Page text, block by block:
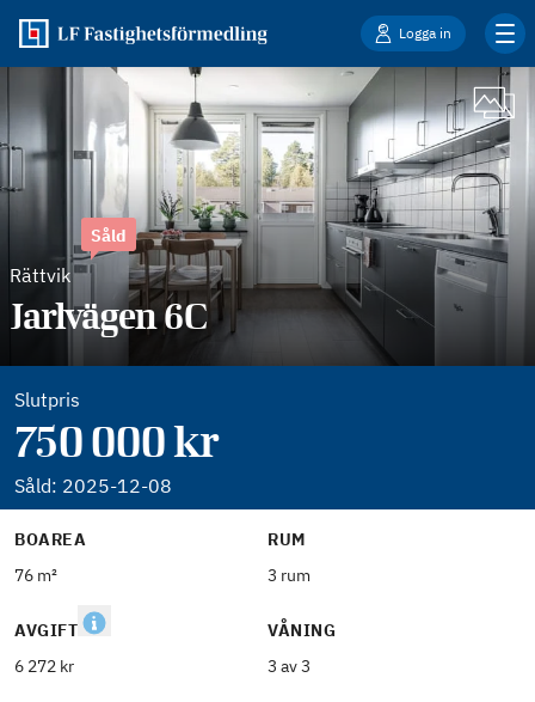
Logga in
Rättvik
Såld
Jarlvägen 6C
Slutpris
750 000 kr
Såld: 2025-12-08
BOAREA
76 m²
RUM
3 rum
AVGIFT
6 272 kr
VÅNING
3 av 3